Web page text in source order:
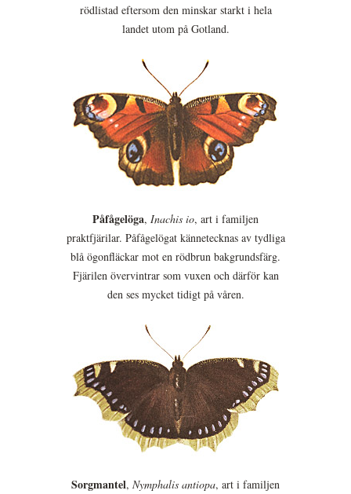
rödlistad eftersom den minskar starkt i hela
landet utom på Gotland.
Påfågelöga, Inachis io, art i familjen
praktfjärilar. Påfågelögat kännetecknas av tydliga
blå ögonfläckar mot en rödbrun bakgrundsfärg.
Fjärilen övervintrar som vuxen och därför kan
den ses mycket tidigt på våren.
Sorgmantel, Nymphalis antiopa, art i familjen